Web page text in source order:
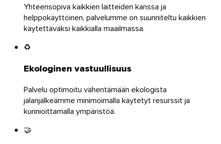
Yhteensopiva kaikkien laitteiden kanssa ja
helppokäyttöinen, palvelumme on suunniteltu kaikkien
käytettäväksi kaikkialla maailmassa.
♻️
Ekologinen vastuullisuus
Palvelu optimoitu vähentämään ekologista
jalanjälkeämme minimoimalla käytetyt resurssit ja
kunnioittamalla ympäristöä.
🤝